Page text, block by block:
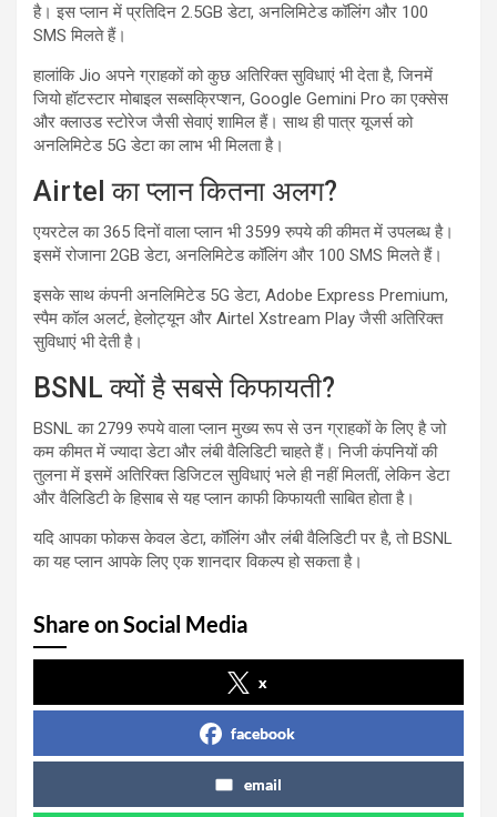
है। इस प्लान में प्रतिदिन 2.5GB डेटा, अनलिमिटेड कॉलिंग और 100
SMS मिलते हैं।
हालांकि Jio अपने ग्राहकों को कुछ अतिरिक्त सुविधाएं भी देता है, जिनमें
जियो हॉटस्टार मोबाइल सब्सक्रिप्शन, Google Gemini Pro का एक्सेस
और क्लाउड स्टोरेज जैसी सेवाएं शामिल हैं। साथ ही पात्र यूजर्स को
अनलिमिटेड 5G डेटा का लाभ भी मिलता है।
Airtel का प्लान कितना अलग?
एयरटेल का 365 दिनों वाला प्लान भी 3599 रुपये की कीमत में उपलब्ध है।
इसमें रोजाना 2GB डेटा, अनलिमिटेड कॉलिंग और 100 SMS मिलते हैं।
इसके साथ कंपनी अनलिमिटेड 5G डेटा, Adobe Express Premium,
स्पैम कॉल अलर्ट, हेलोट्यून और Airtel Xstream Play जैसी अतिरिक्त
सुविधाएं भी देती है।
BSNL क्यों है सबसे किफायती?
BSNL का 2799 रुपये वाला प्लान मुख्य रूप से उन ग्राहकों के लिए है जो
कम कीमत में ज्यादा डेटा और लंबी वैलिडिटी चाहते हैं। निजी कंपनियों की
तुलना में इसमें अतिरिक्त डिजिटल सुविधाएं भले ही नहीं मिलतीं, लेकिन डेटा
और वैलिडिटी के हिसाब से यह प्लान काफी किफायती साबित होता है।
यदि आपका फोकस केवल डेटा, कॉलिंग और लंबी वैलिडिटी पर है, तो BSNL
का यह प्लान आपके लिए एक शानदार विकल्प हो सकता है।
Share on Social Media
x
facebook
email